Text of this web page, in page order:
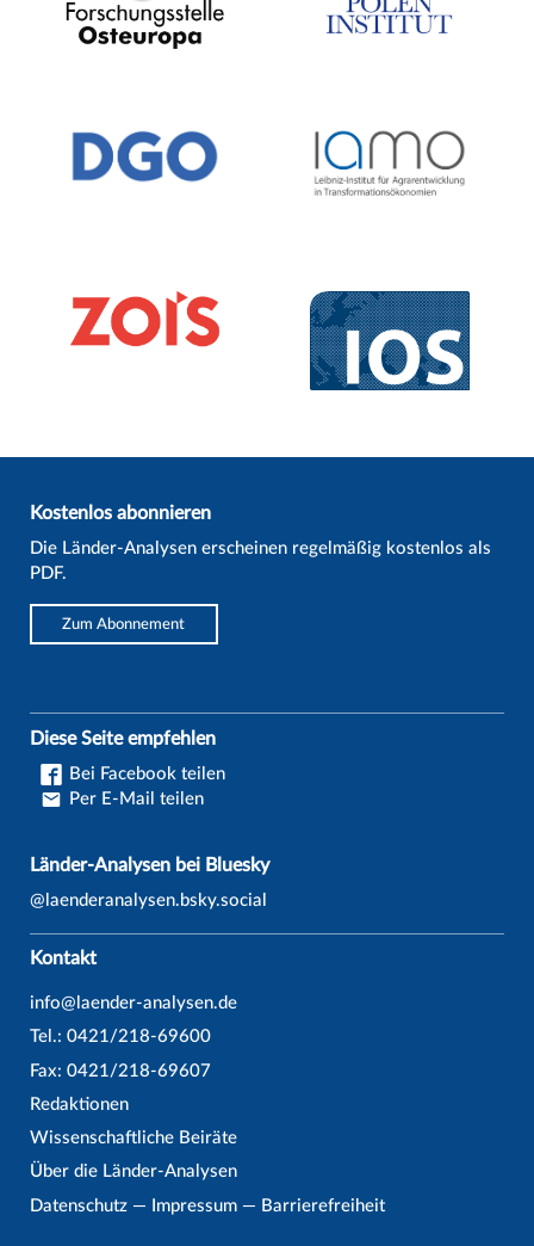
Kostenlos abonnieren
Die Länder-Analysen erscheinen regelmäßig kostenlos als
PDF.
Zum Abonnement
Diese Seite empfehlen
Bei Facebook teilen
Per E-Mail teilen
Länder-Analysen bei Bluesky
@laenderanalysen.bsky.social
Kontakt
info@laender-analysen.de
Tel.: 0421/218-69600
Fax: 0421/218-69607
Redaktionen
Wissenschaftliche Beiräte
Über die Länder-Analysen
Datenschutz— Impressum— Barrierefreiheit